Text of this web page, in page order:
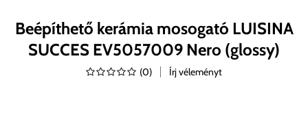
Beépíthető kerámia mosogató LUISINA
SUCCES EV5057009 Nero (glossy)
(0) Írj véleményt